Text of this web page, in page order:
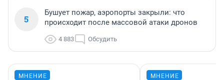
5
Бушует пожар, аэропорты закрыли: что
происходит после массовой атаки дронов
4 883 Обсудить
МНЕНИЕ МНЕНИЕ